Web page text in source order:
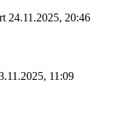
24.11.2025, 20:46
11:09